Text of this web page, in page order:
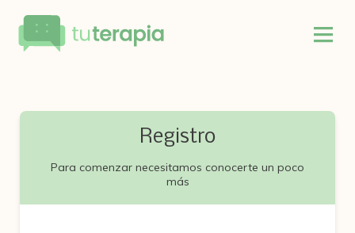
Registro
Para comenzar necesitamos conocerte un poco
más